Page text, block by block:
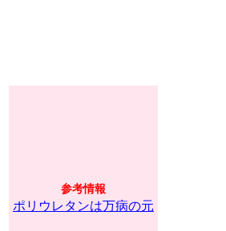
参考情報
ポリウレタンは万病の元